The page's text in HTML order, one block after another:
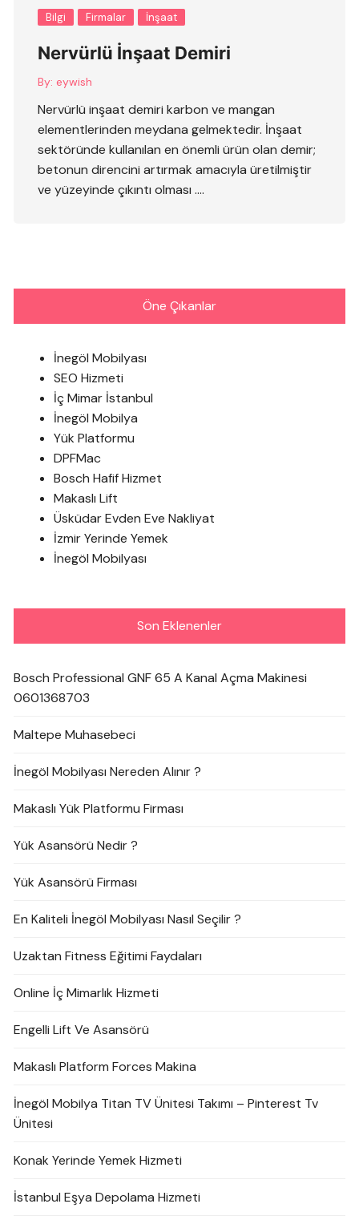
Bilgi Firmalar İnşaat
Nervürlü İnşaat Demiri
By: eywish
Nervürlü inşaat demiri karbon ve mangan
elementlerinden meydana gelmektedir. İnşaat
sektöründe kullanılan en önemli ürün olan demir;
betonun direncini artırmak amacıyla üretilmiştir
ve yüzeyinde çıkıntı olması ….
Öne Çıkanlar
İnegöl Mobilyası
SEO Hizmeti
İç Mimar İstanbul
İnegöl Mobilya
Yük Platformu
DPFMac
Bosch Hafif Hizmet
Makaslı Lift
Üsküdar Evden Eve Nakliyat
İzmir Yerinde Yemek
İnegöl Mobilyası
Son Eklenenler
Bosch Professional GNF 65 A Kanal Açma Makinesi
0601368703
Maltepe Muhasebeci
İnegöl Mobilyası Nereden Alınır ?
Makaslı Yük Platformu Firması
Yük Asansörü Nedir ?
Yük Asansörü Firması
En Kaliteli İnegöl Mobilyası Nasıl Seçilir ?
Uzaktan Fitness Eğitimi Faydaları
Online İç Mimarlık Hizmeti
Engelli Lift Ve Asansörü
Makaslı Platform Forces Makina
İnegöl Mobilya Titan TV Ünitesi Takımı – Pinterest Tv
Ünitesi
Konak Yerinde Yemek Hizmeti
İstanbul Eşya Depolama Hizmeti